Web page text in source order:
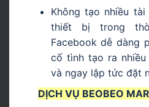
Không tạo nhiều
thiết bị trong
Facebook dễ dàng
cố tình tạo ra
và ngay lập tức đặt
DỊCH VỤ BEOBEO